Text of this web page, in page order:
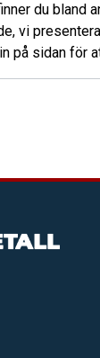
du bland
vi
på sidan för